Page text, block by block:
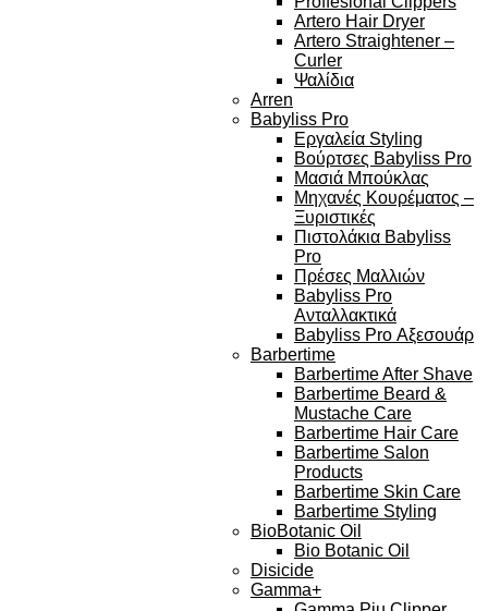
Artero Hair Dryer
Artero Straightener –
Curler
Ψαλίδια
Arren
Babyliss Pro
Εργαλεία Styling
Βούρτσες Babyliss Pro
Μασιά Μπούκλας
Μηχανές Κουρέματος –
Ξυριστικές
Πιστολάκια Babyliss
Pro
Πρέσες Μαλλιών
Babyliss Pro
Ανταλλακτικά
Babyliss Pro Αξεσουάρ
Barbertime
Barbertime After Shave
Barbertime Beard &
Mustache Care
Barbertime Hair Care
Barbertime Salon
Products
Barbertime Skin Care
Barbertime Styling
BioBotanic Oil
Bio Botanic Oil
Disicide
Gamma+